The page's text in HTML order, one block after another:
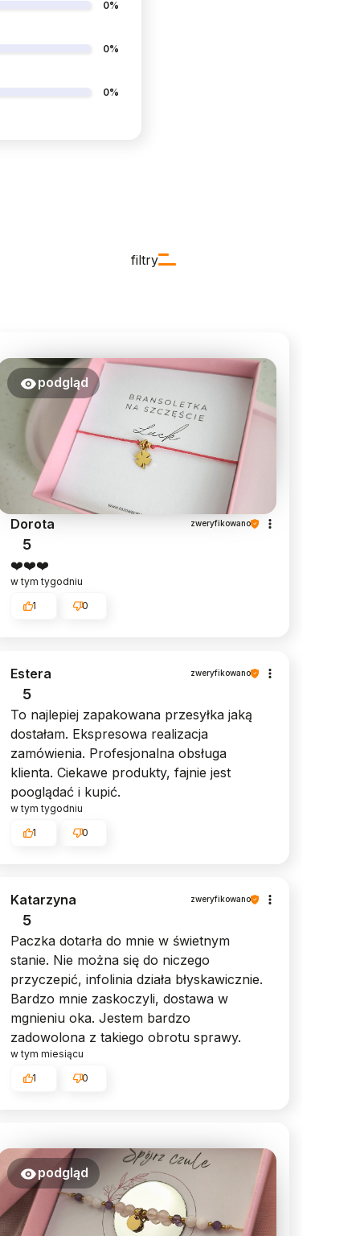
0%
0%
0%
filtry
podgląd
Dorota zweryfikowano
5
❤️❤️❤️
w tym tygodniu
1 0
Estera zweryfikowano
5
To najlepiej zapakowana przesyłka jaką
dostałam. Ekspresowa realizacja
zamówienia. Profesjonalna obsługa
klienta. Ciekawe produkty, fajnie jest
pooglądać i kupić.
w tym tygodniu
1 0
Katarzyna zweryfikowano
5
Paczka dotarła do mnie w świetnym
stanie. Nie można się do niczego
przyczepić, infolinia działa błyskawicznie.
Bardzo mnie zaskoczyli, dostawa w
mgnieniu oka. Jestem bardzo
zadowolona z takiego obrotu sprawy.
w tym miesiącu
1 0
podgląd